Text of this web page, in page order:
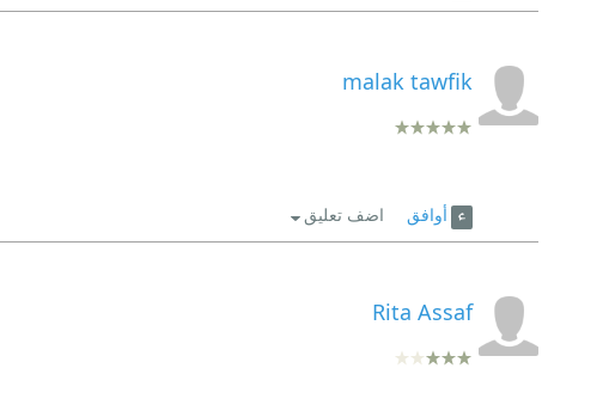
malak tawfik
أوافق اضف تعليق
Rita Assaf